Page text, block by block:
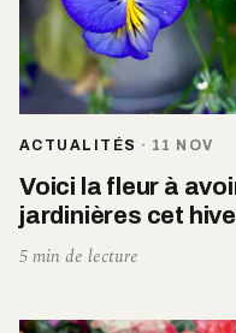
ACTUALITÉS · 11 NOV
Voici la fleur à
jardinières cet
5 min de lecture